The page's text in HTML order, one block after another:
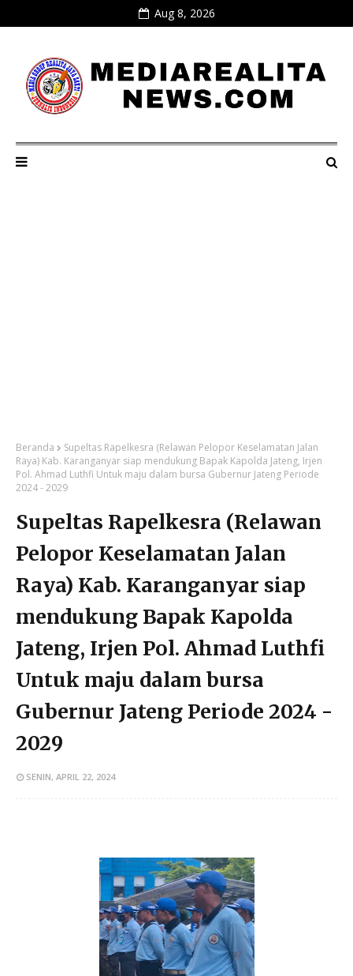
Aug 8, 2026
Beranda
Supeltas Rapelkesra (Relawan Pelopor Keselamatan Jalan
Raya) Kab. Karanganyar siap mendukung Bapak Kapolda Jateng, Irjen
Pol. Ahmad Luthfi Untuk maju dalam bursa Gubernur Jateng Periode
2024 - 2029
Supeltas Rapelkesra (Relawan
Pelopor Keselamatan Jalan
Raya) Kab. Karanganyar siap
mendukung Bapak Kapolda
Jateng, Irjen Pol. Ahmad Luthfi
Untuk maju dalam bursa
Gubernur Jateng Periode 2024 -
2029
SENIN, APRIL 22, 2024